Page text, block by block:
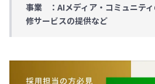
事業 ：AIメディア・コミュニテ
修サービスの提供など